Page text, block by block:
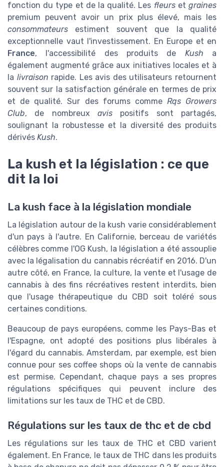
fonction du type et de la qualité. Les fleursetgraines
premium peuvent avoir un prix plus élevé, mais les
consommateurs estiment souvent que la qualité
exceptionnelle vaut l'investissement. En Europe et en
France, l'accessibilité des produits de Kush a
également augmenté grâce aux initiatives locales et à
la livraison rapide. Les avis des utilisateurs retournent
souvent sur la satisfaction générale en termes de prix
et de qualité. Sur des forums comme Rqs Growers
Club, de nombreux avis positifs sont partagés,
soulignant la robustesse et la diversité des produits
dérivés Kush.
La kush et la législation : ce que
dit la loi
La kush face à la législation mondiale
La législation autour de la kush varie considérablement
d'un pays à l'autre. En Californie, berceau de variétés
célèbres comme l'OG Kush, la législation a été assouplie
avec la légalisation du cannabis récréatif en 2016. D'un
autre côté, en France, la culture, la vente et l'usage de
cannabis à des fins récréatives restent interdits, bien
que l'usage thérapeutique du CBD soit toléré sous
certaines conditions.
Beaucoup de pays européens, comme les Pays-Bas et
l'Espagne, ont adopté des positions plus libérales à
l'égard du cannabis. Amsterdam, par exemple, est bien
connue pour ses coffee shops où la vente de cannabis
est permise. Cependant, chaque pays a ses propres
régulations spécifiques qui peuvent inclure des
limitations sur les taux de THC et de CBD.
Régulations sur les taux de thc et de cbd
Les régulations sur les taux de THC et CBD varient
également. En France, le taux de THC dans les produits